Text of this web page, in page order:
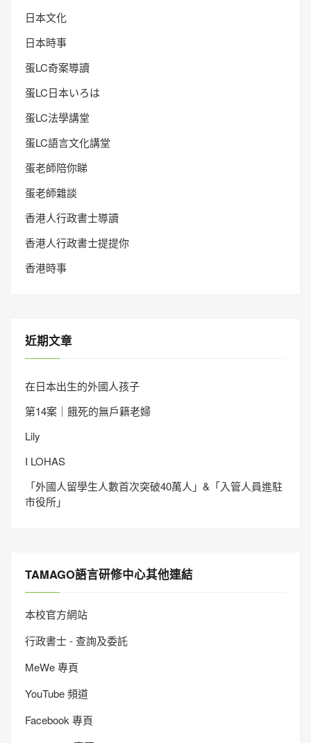
日本文化
日本時事
蛋LC奇案導讀
蛋LC日本いろは
蛋LC法學講堂
蛋LC語言文化講堂
蛋老師陪你睇
蛋老師雜談
香港人行政書士導讀
香港人行政書士提提你
香港時事
近期文章
在日本出生的外國人孩子
第14案｜餓死的無戶籍老婦
Lily
I LOHAS
「外國人留學生人數首次突破40萬人」&「入管人員進駐
市役所」
TAMAGO語言研修中心其他連結
本校官方網站
行政書士 - 查詢及委託
MeWe 專頁
YouTube 頻道
Facebook 專頁